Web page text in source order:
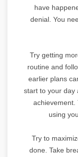
have
denial. You
Try getting
routine and
earlier plans
start to your day
achievement.
using
Try to
done. Take